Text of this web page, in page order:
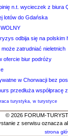
n.t. wycieczek z biura
lotów do Gdańska
odbija się na polskim
zatrudniać nieletnich
ofercie biur podróży
w Chorwacji bez
przedłuża współpracę
turystyka, w turystyce
© 2026 FORUM-
z serwisu oznacza
strona